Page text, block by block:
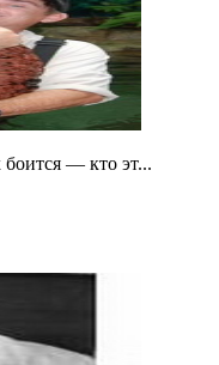
боится — кто эт...